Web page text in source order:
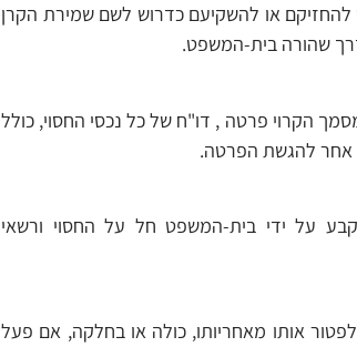
להחזיקם או להשקיעם כדרוש לשם שמירת הקרן
שהורה בית-המשפט.
הכללי, תוך 30 ימים מיום מינויו, מסמך הקרוי פרטה , דו"ח של כל נכסי החסוי, כולל
אחר להגשת הפרטה.
על ידי בית-המשפט חל על החסוי ורשאי
אותו מאחריותו, כולה או בחלקה, אם פעל